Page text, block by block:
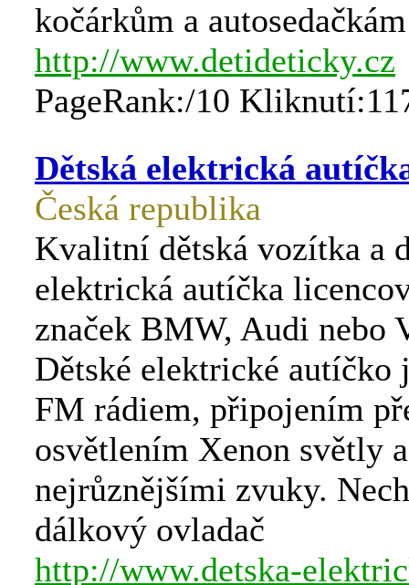
kočárkům a
http://www.detideticky.cz
PageRank:/10
Dětská elektrická
Česká republika
Kvalitní dětská vozítka a
elektrická autíčka
značek BMW, Audi nebo
Dětské elektrické autíčko
FM rádiem, připojením
osvětlením Xenon světly a
nejrůznějšími zvuky.
dálkový ovladač
http://www.detska-